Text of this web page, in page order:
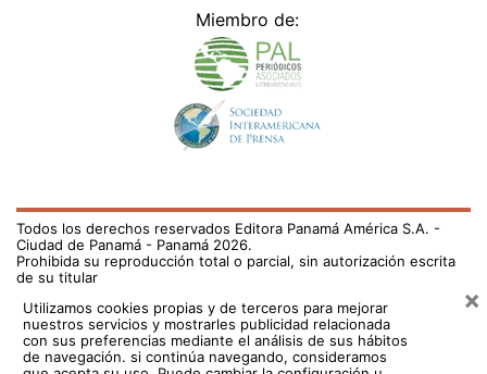
Miembro de:
Todos los derechos reservados Editora Panamá América S.A. -
Ciudad de Panamá - Panamá 2026.
Prohibida su reproducción total o parcial, sin autorización escrita
de su titular
Utilizamos cookies propias y de terceros para mejorar
nuestros servicios y mostrarles publicidad relacionada
con sus preferencias mediante el análisis de sus hábitos
de navegación. si continúa navegando, consideramos
×